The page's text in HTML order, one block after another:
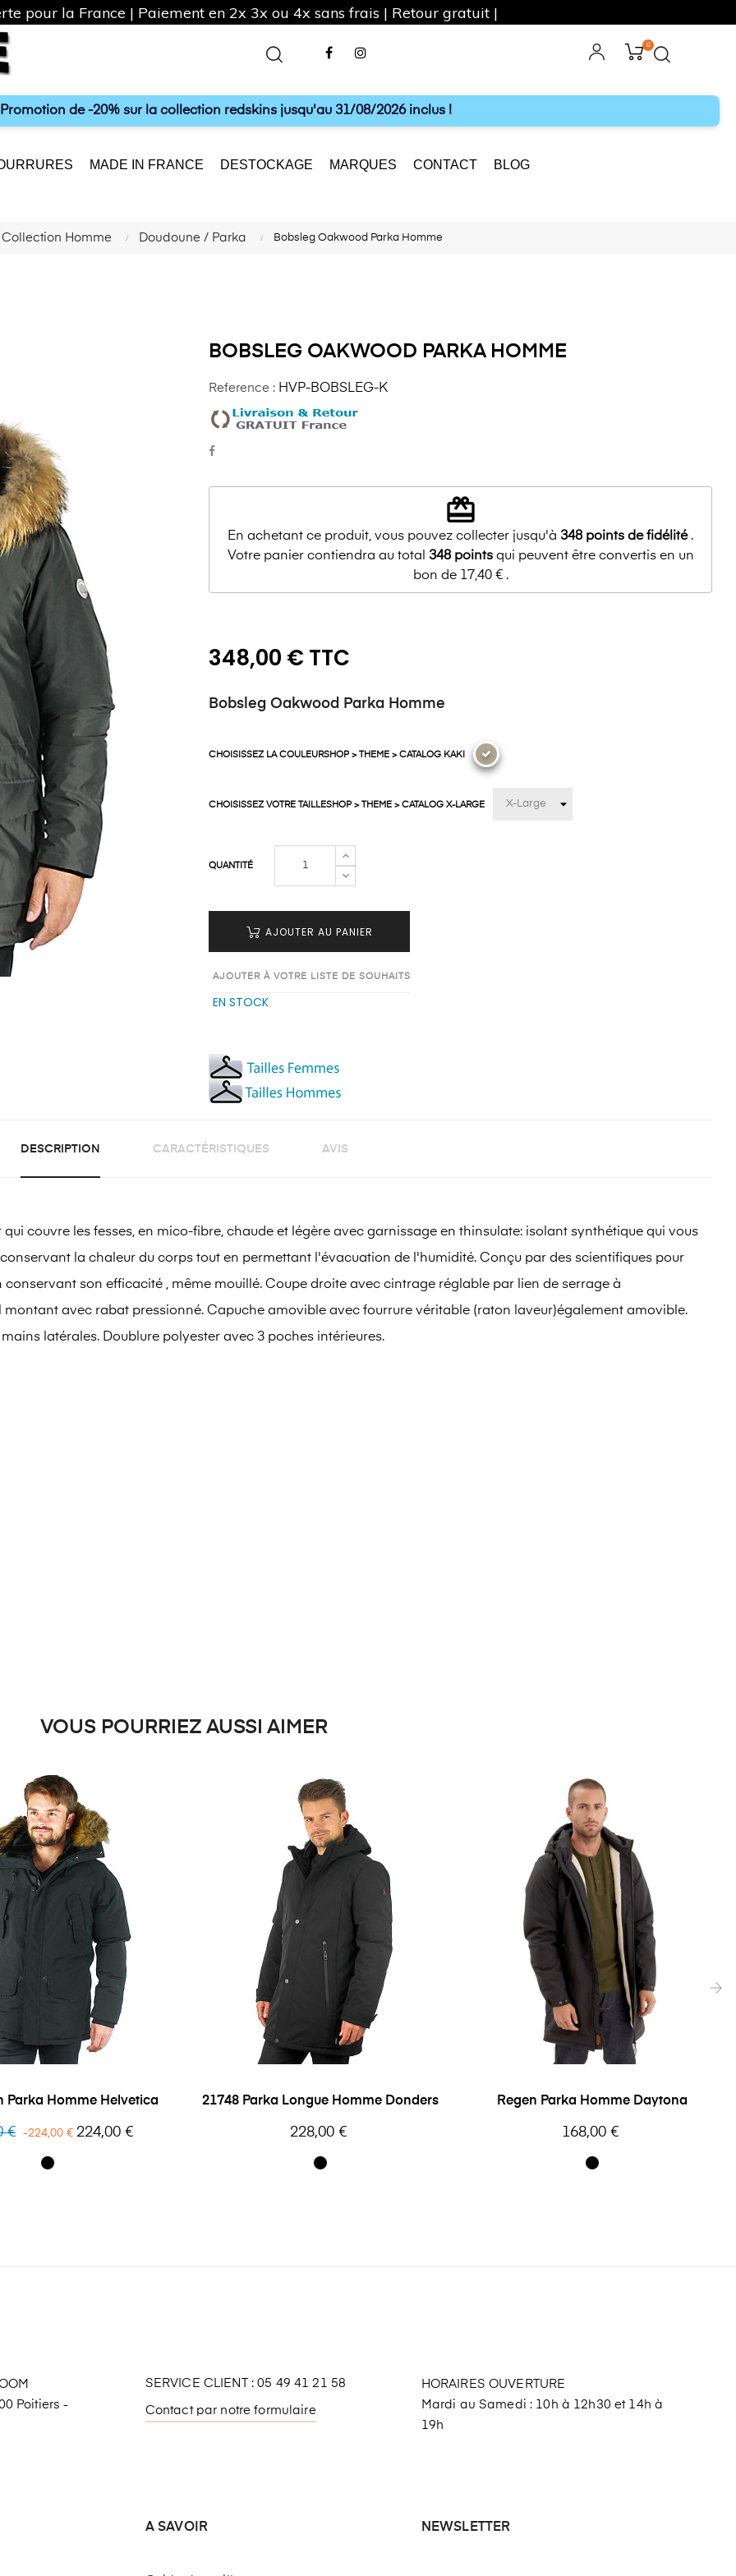
Facebook
0
de -20% sur la collection redskins jusqu'au 31/08/2026 inclus !
MADE IN FRANCE DESTOCKAGE MARQUES CONTACT BLOG
Collection Homme Doudoune / Parka Bobsleg Oakwood Parka Homme
BOBSLEG OAKWOOD PARKA HOMME
Reference : HVP-BOBSLEG-K
redeem
En achetant ce produit, vous pouvez collecter jusqu'à 348 points de fidélité.
Votre panier contiendra au total 348pointsqui peuvent être convertis en un
bon de 17,40 €.
348,00 € TTC
Bobsleg Oakwood Parka Homme
CHOISISSEZ LA COULEURSHOP > THEME > CATALOG KAKI
CHOISISSEZ VOTRE TAILLESHOP > THEME > CATALOG X-LARGE
QUANTITÉ
AJOUTER AU PANIER
AJOUTER À VOTRE LISTE DE SOUHAITS
EN STOCK
DESCRIPTION CARACTÉRISTIQUES AVIS
couvre les fesses, en mico-fibre, chaude et légère avec garnissage en thinsulate: isolant synthétique qui vous
la chaleur du corps tout en permettant l'évacuation de l'humidité. Conçu par des scientifiques pour
son efficacité , même mouillé. Coupe droite avec cintrage réglable par lien de serrage à
avec rabat pressionné. Capuche amovible avec fourrure véritable (raton laveur)également amovible.
latérales. Doublure polyester avec 3 poches intérieures.
VOUS POURRIEZ AUSSI AIMER
Parka Homme Helvetica
€ -224,00 € Prix
224,00 €
21748 Parka Longue Homme Donders
Prix
228,00 €
Regen Parka Homme Daytona
Prix
168,00 €
Poitiers -
SERVICE CLIENT : 05 49 41 21 58
Contact par notre formulaire
HORAIRES OUVERTURE
Mardi au Samedi : 10h à 12h30 et 14h à
19h
A SAVOIR NEWSLETTER
pour la France | Paiement en 2x 3x ou 4x sans frais | Retour gratuit |